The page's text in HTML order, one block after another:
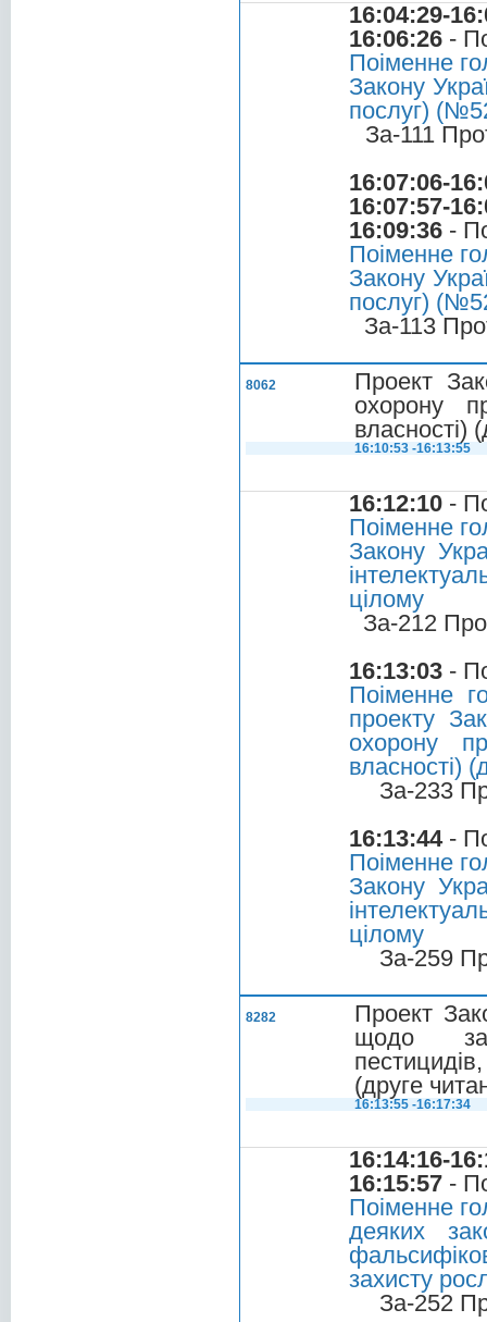
16:04:29-
16:06:26 -
Поіменне
Закону
послуг)
За-111
16:07:06-
16:07:57-
16:09:36 -
Поіменне
Закону
послуг)
За-113
8062
Проект
охорону
власності)
16:10:53 -16:13:55
16:12:10 -
Поіменне
Закону
цілому
За-212
16:13:03 -
Поіменне
проекту
охорону
власності)
За-233
16:13:44-
Поіменне
Закону
цілому
За-259
8282
Проект
щодо
(друге
16:13:55 -16:17:34
16:14:16-
16:15:57 -
Поіменне
деяких
захисту
За-252